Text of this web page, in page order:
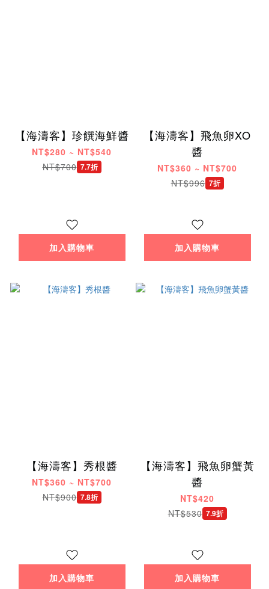
【海濤客】珍饌海鮮醬
NT$280 ~ NT$540
NT$700 7.7折
加入購物車
【海濤客】飛魚卵XO
醬
NT$360 ~ NT$700
NT$996 7折
加入購物車
【海濤客】秀根醬
NT$360 ~ NT$700
NT$900 7.8折
加入購物車
【海濤客】飛魚卵蟹黃
醬
NT$420
NT$530 7.9折
加入購物車